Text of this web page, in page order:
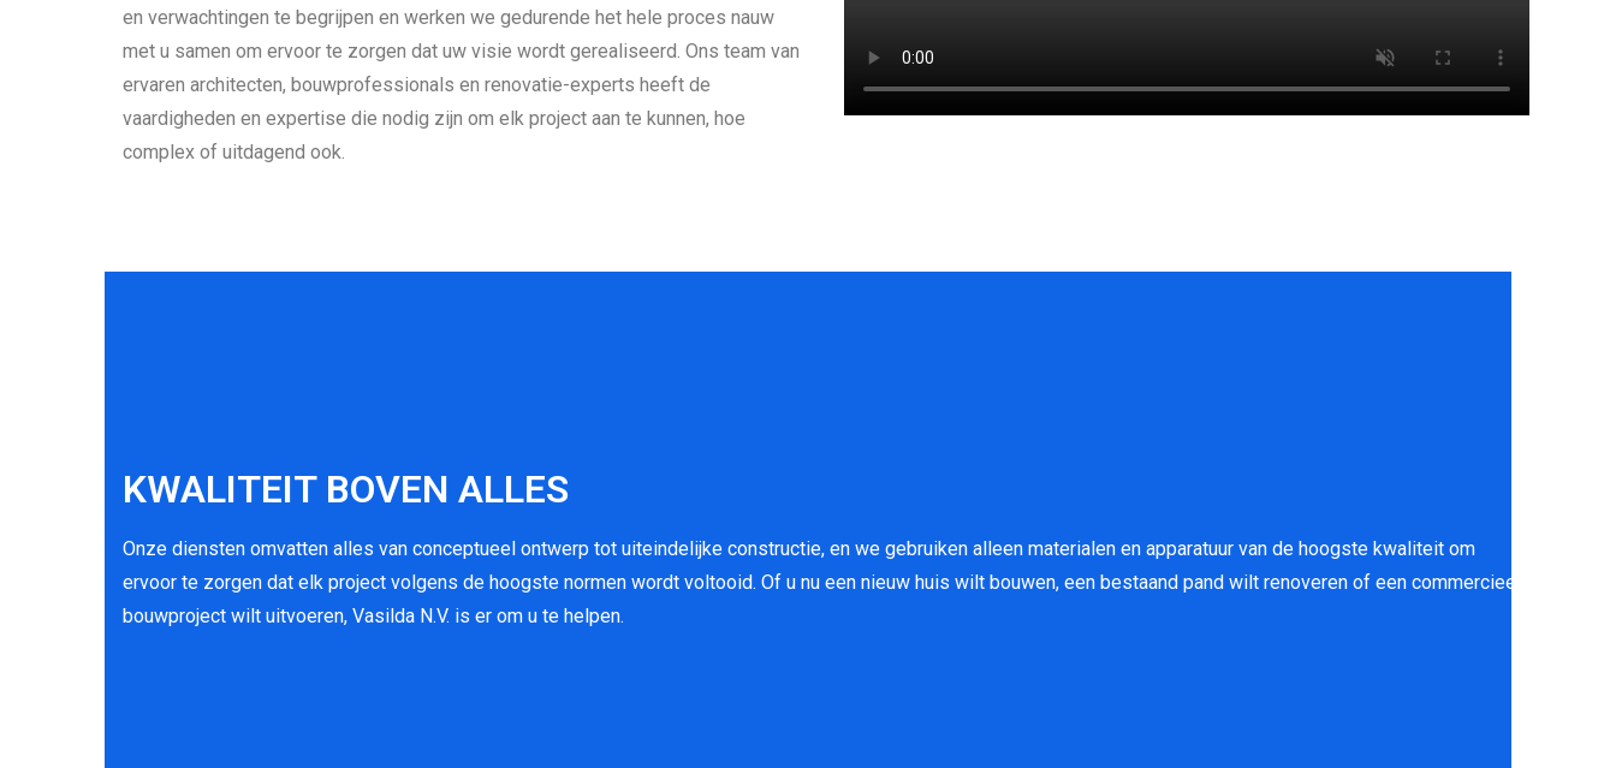
en verwachtingen te begrijpen en werken we gedurende het hele proces nauw
met u samen om ervoor te zorgen dat uw visie wordt gerealiseerd. Ons team van
ervaren architecten, bouwprofessionals en renovatie-experts heeft de
vaardigheden en expertise die nodig zijn om elk project aan te kunnen, hoe
complex of uitdagend ook.
KWALITEIT BOVEN ALLES
Onze diensten omvatten alles van conceptueel ontwerp tot uiteindelijke constructie, en we gebruiken alleen materialen en apparatuur van de hoogste kwaliteit om
ervoor te zorgen dat elk project volgens de hoogste normen wordt voltooid. Of u nu een nieuw huis wilt bouwen, een bestaand pand wilt renoveren of een commercieel
bouwproject wilt uitvoeren, Vasilda N.V. is er om u te helpen.